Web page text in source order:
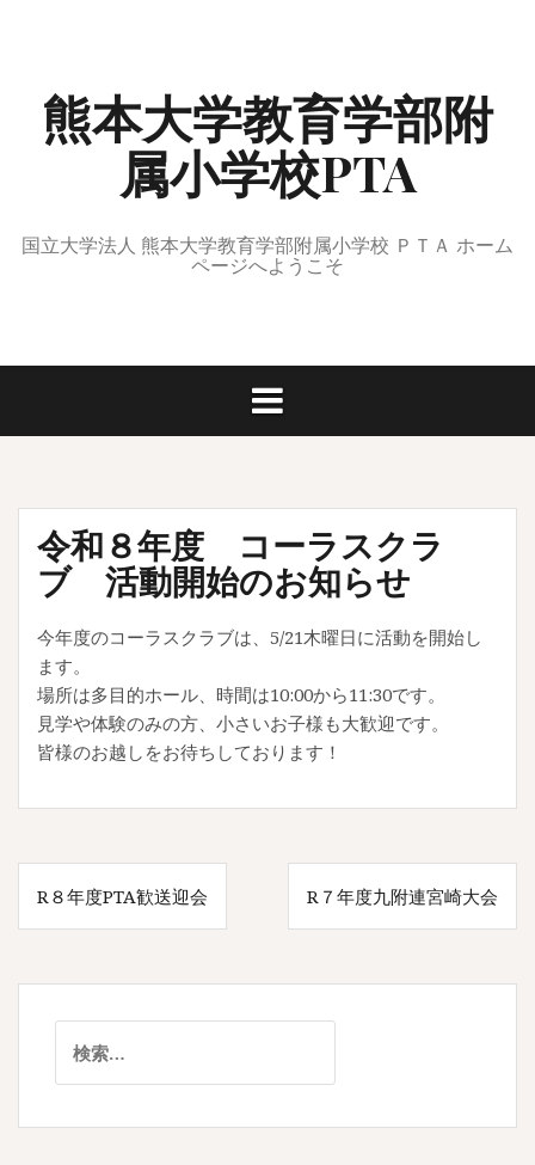
熊本大学教育学部附
属小学校PTA
国立大学法人 熊本大学教育学部附属小学校 ＰＴＡ ホーム
ページへようこそ
令和８年度 コーラスクラ
ブ 活動開始のお知らせ
今年度のコーラスクラブは、5/21木曜日に活動を開始し
ます。
場所は多目的ホール、時間は10:00から11:30です。
見学や体験のみの方、小さいお子様も大歓迎です。
皆様のお越しをお待ちしております！
投
稿
ビ
シ
R８年度PTA歓送迎会 R７年度九附連宮崎⼤会
索: